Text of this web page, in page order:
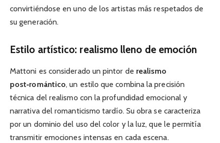
convirtiéndose en uno de los artistas más respetados de
su generación.
Estilo artístico: realismo lleno de emoción
Mattoni es considerado un pintor de realismo
post‑romántico, un estilo que combina la precisión
técnica del realismo con la profundidad emocional y
narrativa del romanticismo tardío. Su obra se caracteriza
por un dominio del uso del color y la luz, que le permitía
transmitir emociones intensas en cada escena.